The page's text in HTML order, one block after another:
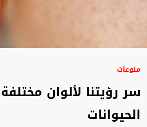
منوعات
سر رؤيتنا لألوان
الحيوانات